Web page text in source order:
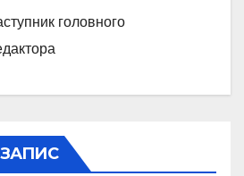
головного